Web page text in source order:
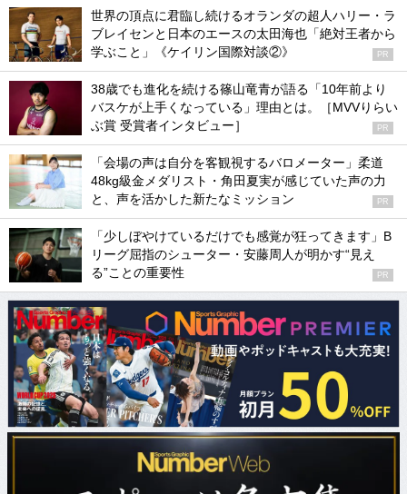
世界の頂点に君臨し続けるオランダの超人ハリー・ラ
ブレイセンと日本のエースの太田海也「絶対王者から
学ぶこと」《ケイリン国際対談②》
PR
38歳でも進化を続ける篠山竜青が語る「10年前より
バスケが上手くなっている」理由とは。［MVVりらい
ぶ賞 受賞者インタビュー］
PR
「会場の声は自分を客観視するバロメーター」柔道
48kg級金メダリスト・角田夏実が感じていた声の力
と、声を活かした新たなミッション
PR
「少しぼやけているだけでも感覚が狂ってきます」B
リーグ屈指のシューター・安藤周人が明かす“見え
る”ことの重要性
PR